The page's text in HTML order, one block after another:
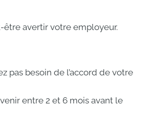
être avertir votre employeur.
pas besoin de l’accord de votre
entre 2 et 6 mois avant le